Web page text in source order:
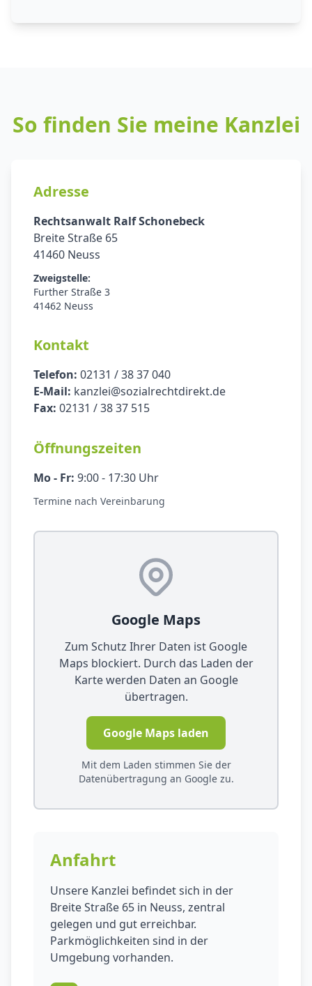
So finden Sie meine Kanzlei
Adresse
Rechtsanwalt Ralf Schonebeck
Breite Straße 65
41460 Neuss
Zweigstelle:
Further Straße 3
41462 Neuss
Kontakt
Telefon: 02131 / 38 37 040
E-Mail: kanzlei@sozialrechtdirekt.de
Fax: 02131 / 38 37 515
Öffnungszeiten
Mo - Fr: 9:00 - 17:30 Uhr
Termine nach Vereinbarung
Google Maps
Zum Schutz Ihrer Daten ist Google
Maps blockiert. Durch das Laden der
Karte werden Daten an Google
übertragen.
Google Maps laden
Mit dem Laden stimmen Sie der
Datenübertragung an Google zu.
Anfahrt
Unsere Kanzlei befindet sich in der
Breite Straße 65 in Neuss, zentral
gelegen und gut erreichbar.
Parkmöglichkeiten sind in der
Umgebung vorhanden.